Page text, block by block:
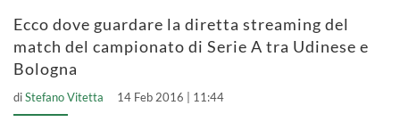
Ecco dove guardare la diretta streaming del
match del campionato di Serie A tra Udinese e
Bologna
diStefano Vitetta 14 Feb 2016 | 11:44